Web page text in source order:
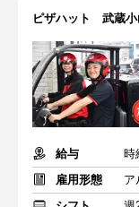
ピザハット 武蔵小
給与
時
雇用形態
ア